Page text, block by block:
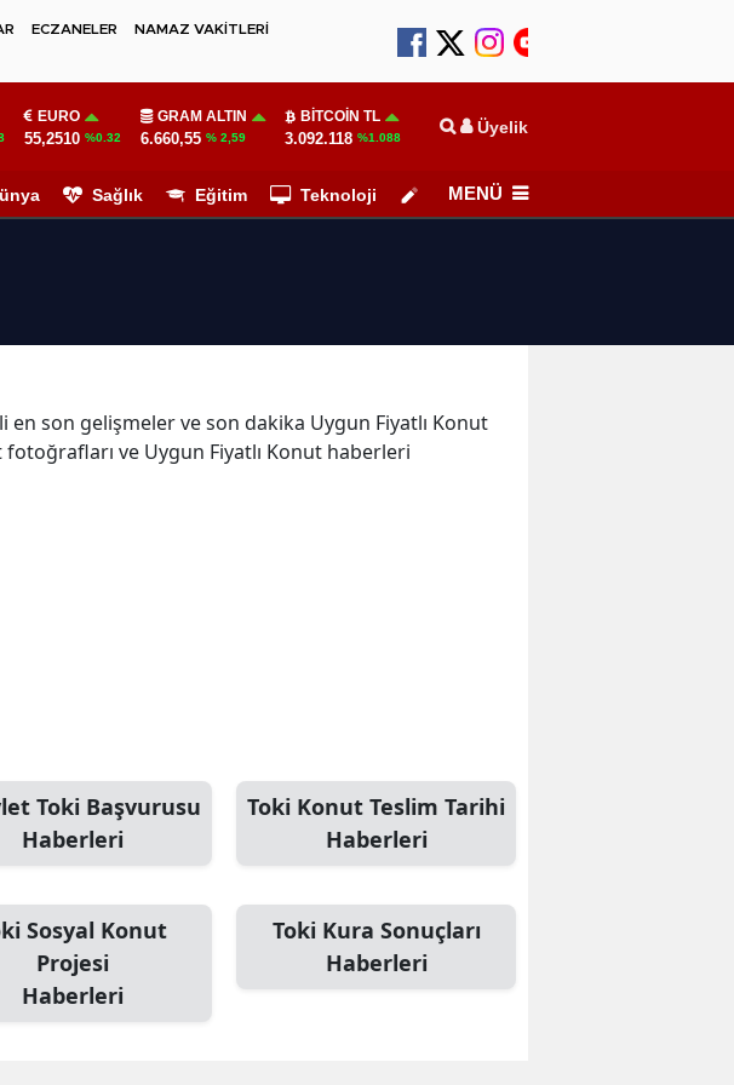
ECZANELER
NAMAZ VAKİTLERİ
EURO
55,2510 %0.32
GRAM ALTIN
6.660,55 % 2,59
BITCOIN TL
3.092.118 %1.088 Üyelik
Sağlık Eğitim Teknoloji Köşe Yazarları
MENÜ
son gelişmeler ve son dakika Uygun Fiyatlı Konut
ve Uygun Fiyatlı Konut haberleri
Toki Başvurusu
Haberleri
Toki Konut Teslim Tarihi
Haberleri
Sosyal Konut
Projesi
Haberleri
Toki Kura Sonuçları
Haberleri